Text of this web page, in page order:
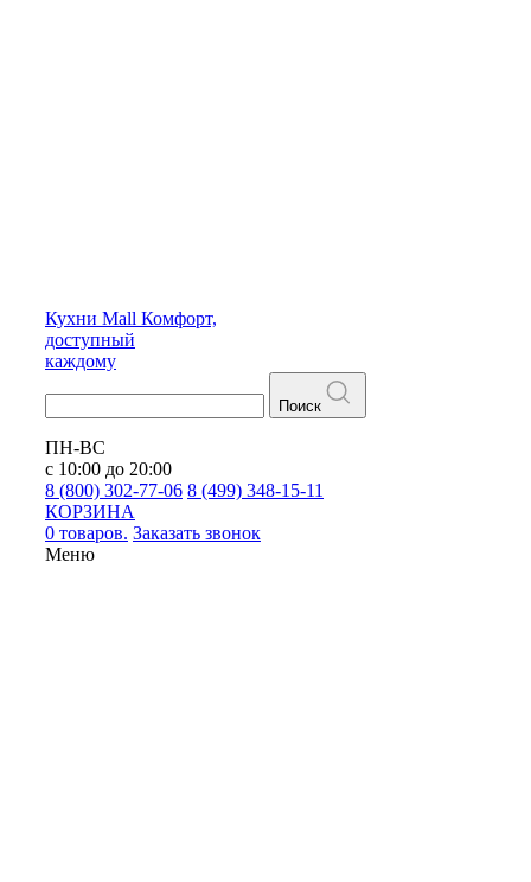
Кухни Mall Комфорт,
доступный
каждому
Поиск
ПН-ВС
с 10:00 до 20:00
8 (800) 302-77-06 8 (499) 348-15-11
КОРЗИНА
0 товаров. Заказать звонок
Меню